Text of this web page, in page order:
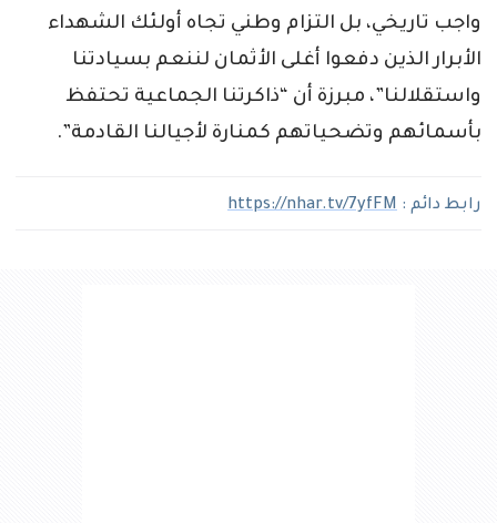
واجب تاريخي، بل التزام وطني تجاه أولئك الشهداء
الأبرار الذين دفعوا أغلى الأثمان لننعم بسيادتنا
واستقلالنا”، مبرزة أن “ذاكرتنا الجماعية تحتفظ
بأسمائهم وتضحياتهم كمنارة لأجيالنا القادمة”.
رابط دائم : https://nhar.tv/7yfFM